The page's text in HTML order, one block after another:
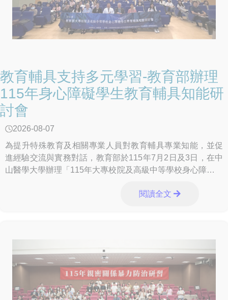
教育輔具支持多元學習-教育部辦理
115年身心障礙學生教育輔具知能研
討會
2026-08-07
為提升特殊教育及相關專業人員對教育輔具專業知能，並促
進經驗交流與實務對話，教育部於115年7月2日及3日，在中
山醫學大學辦理「115年大專校院及高級中等學校身心障礙學
閱讀全文